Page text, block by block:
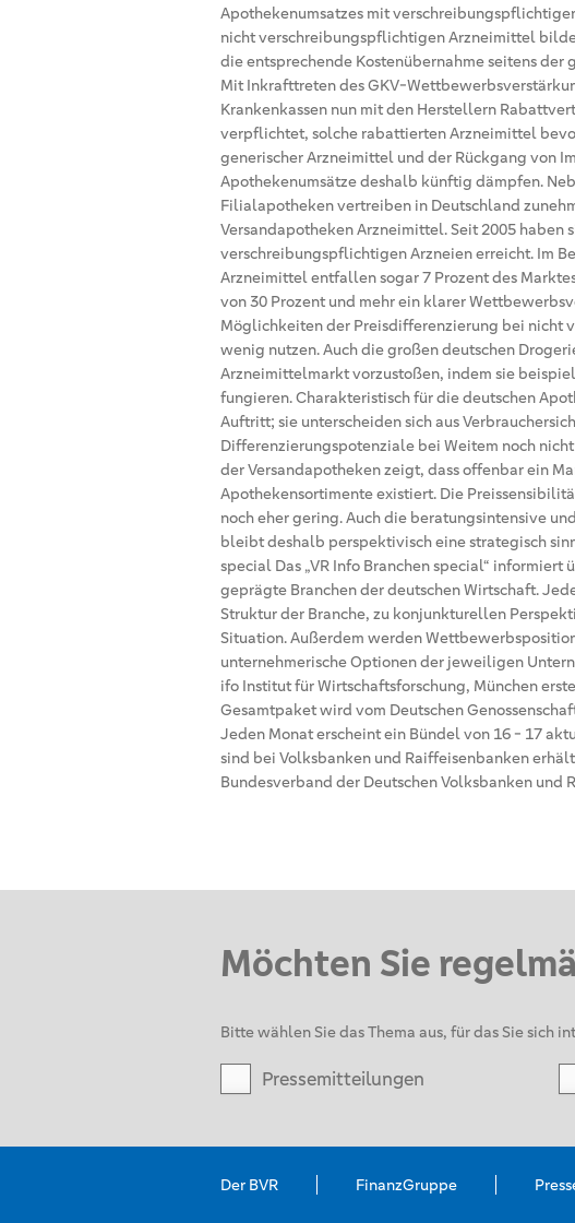
Apothekenumsatzes mit
nicht verschreibungspflichtigen Arzneimittel
die entsprechende Kostenübernahme seitens
Mit Inkrafttreten des GKV-
Krankenkassen nun mit den Herstellern
verpflichtet, solche rabattierten Arzneimittel
generischer Arzneimittel und der Rückgang von
Apothekenumsätze deshalb künftig dämpfen.
Filialapotheken vertreiben in Deutschland
Versandapotheken Arzneimittel. Seit 2005 haben
verschreibungspflichtigen Arzneien erreicht. Im
Arzneimittel entfallen sogar 7 Prozent des
von 30 Prozent und mehr ein klarer
Möglichkeiten der Preisdifferenzierung bei nicht
wenig nutzen. Auch die großen deutschen
Arzneimittelmarkt vorzustoßen, indem sie
fungieren. Charakteristisch für die deutschen
Auftritt; sie unterscheiden sich aus
Differenzierungspotenziale bei Weitem noch
der Versandapotheken zeigt, dass offenbar ein
Apothekensortimente existiert. Die
noch eher gering. Auch die beratungsintensive
bleibt deshalb perspektivisch eine strategisch
special Das „VR Info Branchen special“
geprägte Branchen der deutschen Wirtschaft.
Struktur der Branche, zu konjunkturellen
Situation. Außerdem werden
unternehmerische Optionen der jeweiligen
ifo Institut für Wirtschaftsforschung, München
Gesamtpaket wird vom Deutschen
Jeden Monat erscheint ein Bündel von 16 - 17
sind bei Volksbanken und Raiffeisenbanken
Bundesverband der Deutschen Volksbanken und
Möchten Sie
Bitte wählen Sie das Thema aus, für das Sie sich
Pressemitteilungen
Der BVR FinanzGruppe